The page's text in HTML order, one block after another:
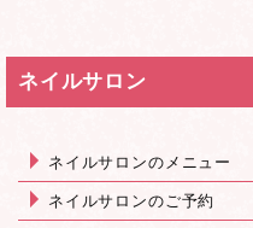
ネイルサロン
ネイルサロンのメニュー
ネイルサロンのご予約